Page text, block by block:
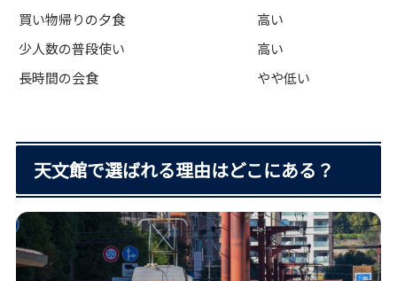
買い物帰りの夕食
高い
少人数の普段使い
高い
長時間の会食
やや低い
天文館で選ばれる理由はどこにある？